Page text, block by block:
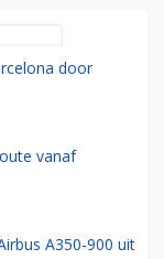
door
vanaf
A350-900 uit